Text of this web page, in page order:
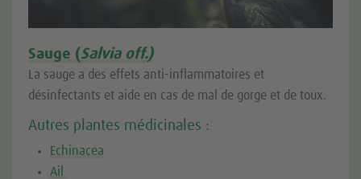
Sauge (Salvia off.)
La sauge a des effets anti-inflammatoires et
désinfectants et aide en cas de mal de gorge et de toux.
Autres plantes médicinales :
Echinacea
Ail